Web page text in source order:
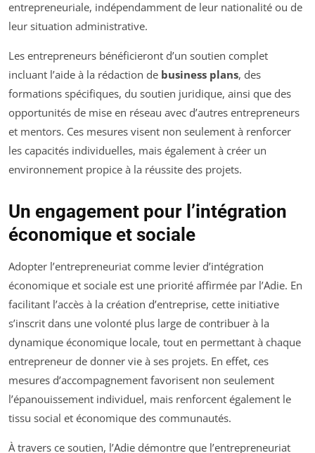
entrepreneuriale, indépendamment de leur nationalité ou de
leur situation administrative.
Les entrepreneurs bénéficieront d’un soutien complet
incluant l’aide à la rédaction de business plans, des
formations spécifiques, du soutien juridique, ainsi que des
opportunités de mise en réseau avec d’autres entrepreneurs
et mentors. Ces mesures visent non seulement à renforcer
les capacités individuelles, mais également à créer un
environnement propice à la réussite des projets.
Un engagement pour l’intégration
économique et sociale
Adopter l’entrepreneuriat comme levier d’intégration
économique et sociale est une priorité affirmée par l’Adie. En
facilitant l’accès à la création d’entreprise, cette initiative
s’inscrit dans une volonté plus large de contribuer à la
dynamique économique locale, tout en permettant à chaque
entrepreneur de donner vie à ses projets. En effet, ces
mesures d’accompagnement favorisent non seulement
l’épanouissement individuel, mais renforcent également le
tissu social et économique des communautés.
À travers ce soutien, l’Adie démontre que l’entrepreneuriat